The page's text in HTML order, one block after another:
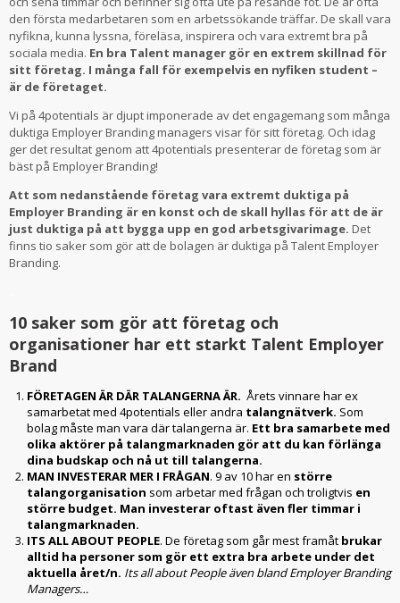
den första medarbetaren som en arbetssökande träffar. De skall vara
nyfikna, kunna lyssna, föreläsa, inspirera och vara extremt bra på
sociala media. En bra Talent manager gör en extrem skillnad för
sitt företag. I många fall för exempelvis en nyfiken student –
är de företaget.
Vi på 4potentials är djupt imponerade av det engagemang som många
duktiga Employer Branding managers visar för sitt företag. Och idag
ger det resultat genom att 4potentials presenterar de företag som är
bäst på Employer Branding!
Att som nedanstående företag vara extremt duktiga på
Employer Branding är en konst och de skall hyllas för att de är
just duktiga på att bygga upp en god arbetsgivarimage. Det
finns tio saker som gör att de bolagen är duktiga på Talent Employer
Branding.
10 saker som gör att företag och
organisationer har ett starkt Talent Employer
Brand
FÖRETAGEN ÄR DÄR TALANGERNA ÄR. Årets vinnare har ex
samarbetat med 4potentials eller andra talangnätverk. Som
bolag måste man vara där talangerna är. Ett bra samarbete med
olika aktörer på talangmarknaden gör att du kan förlänga
dina budskap och nå ut till talangerna.
MAN INVESTERAR MER I FRÅGAN. 9 av 10 har en större
talangorganisation som arbetar med frågan och troligtvis en
större budget. Man investerar oftast även fler timmar i
talangmarknaden.
ITS ALL ABOUT PEOPLE. De företag som går mest framåt brukar
alltid ha personer som gör ett extra bra arbete under det
aktuella året/n. Its all about People även bland Employer Branding
Managers…